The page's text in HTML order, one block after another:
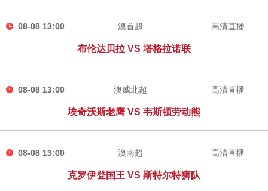
08-08 13:00 澳首超
布伦达贝拉 VS 塔格拉诺联
高清直播
08-08 13:00 澳威北超
埃奇沃斯老鹰 VS 韦斯顿劳动熊
高清直播
08-08 13:00 澳南超
克罗伊登国王 VS 斯特尔特狮队
高清直播